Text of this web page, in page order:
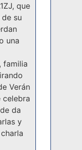
que
su
una
familia
Verán
celebra
da
y